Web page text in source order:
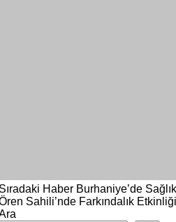
Haber Burhaniye’de
Sahili’nde Farkındalık Etkinliği